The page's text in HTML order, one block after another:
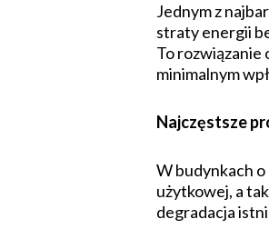
Jednym z
straty energii
To rozwiązanie
minimalnym
Najczęstsze
W budynkach o
użytkowej, a
degradacja